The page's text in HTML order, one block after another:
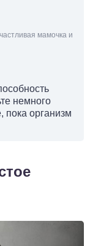
мамочка и
немного
пока организм